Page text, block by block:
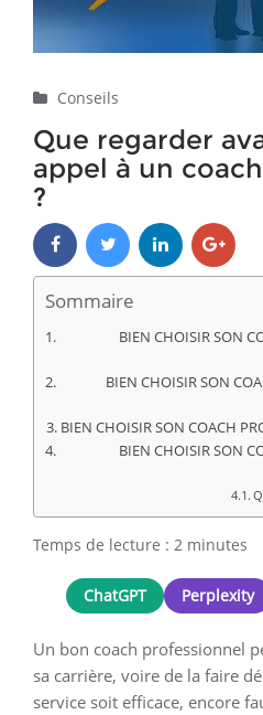
Conseils
Que regarder
appel à un
?
Sommaire
BIEN CHOISIR SON
BIEN CHOISIR SON
BIEN CHOISIR SON COACH
BIEN CHOISIR SON
Temps de lecture : 2 minutes
ChatGPT Perplexity
Un bon coach professionnel
sa carrière, voire de la faire
service soit efficace, encore